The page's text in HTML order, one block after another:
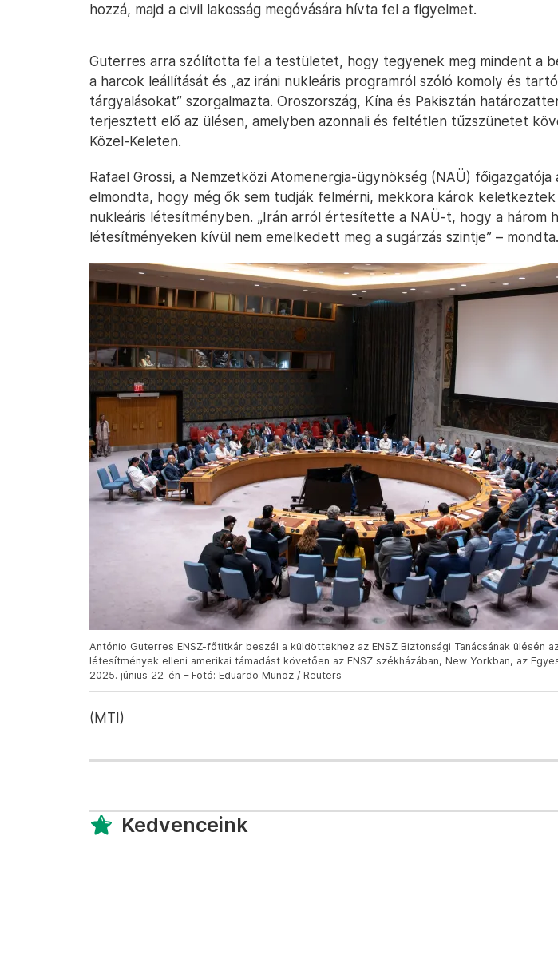
hozzá, majd a civil lakosság megóvására hívta fel a figyelmet.
Guterres arra szólította fel a testületet, hogy tegyenek meg mindent a
a harcok leállítását és „az iráni nukleáris programról szóló komoly és
tárgyalásokat” szorgalmazta. Oroszország, Kína és Pakisztán
terjesztett elő az ülésen, amelyben azonnali és feltétlen tűzszünetet
Közel-Keleten.
Rafael Grossi, a Nemzetközi Atomenergia-ügynökség (NAÜ) főigazgatója
elmondta, hogy még ők sem tudják felmérni, mekkora károk
nukleáris létesítményben. „Irán arról értesítette a NAÜ-t, hogy a három
létesítményeken kívül nem emelkedett meg a sugárzás szintje” – mondta.
António Guterres ENSZ-főtitkár beszél a küldöttekhez az ENSZ Biztonsági Tanácsának ülésén
létesítmények elleni amerikai támadást követően az ENSZ székházában, New Yorkban, az
2025. június 22-én – Fotó: Eduardo Munoz / Reuters
(MTI)
Kedvenceink